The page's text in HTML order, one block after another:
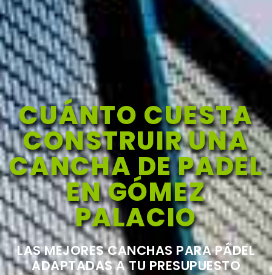
CUÁNTO CUESTA
CONSTRUIR UNA
CANCHA DE PADEL
EN GÓMEZ
PALACIO
LAS MEJORES CANCHAS PARA PÁDEL
ADAPTADAS A TU PRESUPUESTO